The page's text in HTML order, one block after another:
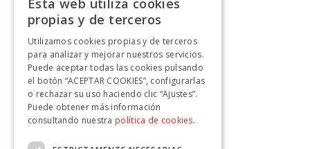
Esta web utiliza cookies
propias y de terceros
Utilizamos cookies propias y de terceros
para analizar y mejorar nuestros servicios.
Puede aceptar todas las cookies pulsando
el botón “ACEPTAR COOKIES”, configurarlas
o rechazar su uso haciendo clic “Ajustes”.
Puede obtener más información
consultando nuestra política de cookies.